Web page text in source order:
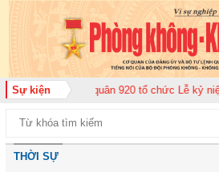
Sự kiện
đoàn Không quân 920 tổ chức Lễ kỷ niệm
THỜI SỰ